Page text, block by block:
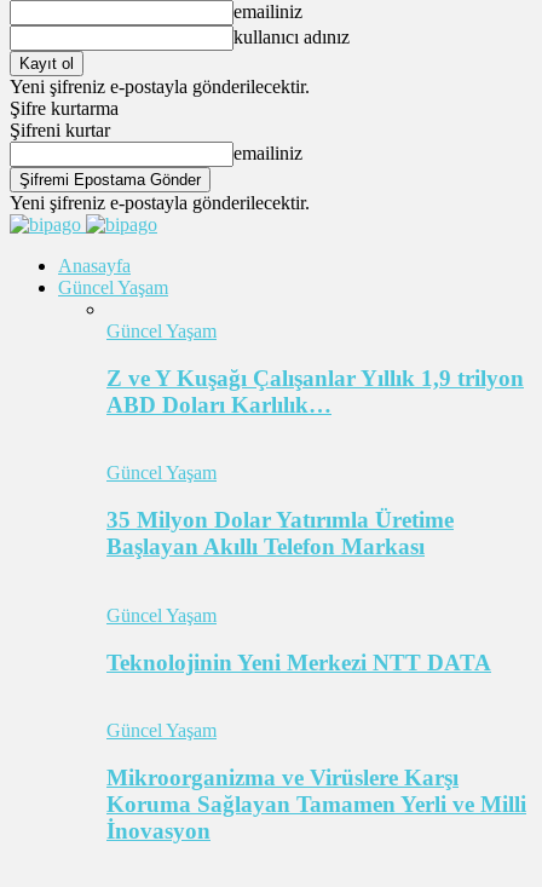
emailiniz
kullanıcı adınız
Yeni şifreniz e-postayla gönderilecektir.
Şifre kurtarma
Şifreni kurtar
emailiniz
Yeni şifreniz e-postayla gönderilecektir.
Anasayfa
Güncel Yaşam
Güncel Yaşam
Z ve Y Kuşağı Çalışanlar Yıllık 1,9 trilyon
ABD Doları Karlılık…
Güncel Yaşam
35 Milyon Dolar Yatırımla Üretime
Başlayan Akıllı Telefon Markası
Güncel Yaşam
Teknolojinin Yeni Merkezi NTT DATA
Güncel Yaşam
Mikroorganizma ve Virüslere Karşı
Koruma Sağlayan Tamamen Yerli ve Milli
İnovasyon